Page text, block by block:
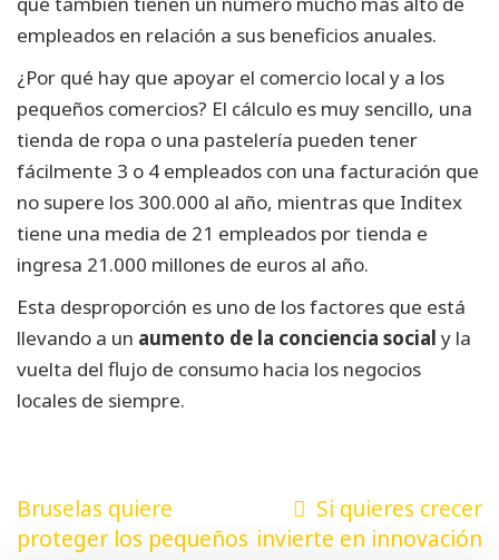
empleados en relación a sus beneficios anuales.
¿Por qué hay que apoyar el comercio local y a los
pequeños comercios? El cálculo es muy sencillo, una
tienda de ropa o una pastelería pueden tener
fácilmente 3 o 4 empleados con una facturación que
no supere los 300.000 al año, mientras que Inditex
tiene una media de 21 empleados por tienda e
ingresa 21.000 millones de euros al año.
Esta desproporción es uno de los factores que está
llevando a un aumento de la conciencia social y la
vuelta del flujo de consumo hacia los negocios
locales de siempre.
Navegación
de
Bruselas quiere
proteger los pequeños
Si quieres crecer
invierte en innovación